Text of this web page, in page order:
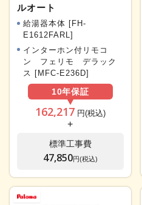
ルオート
給湯器本体 [FH-
E1612FARL]
インターホン付リモコ
ン フェリモ デラック
ス [MFC-E236D]
10年保証
162,217 円(税込)
+
標準工事費
47,850円(税込)